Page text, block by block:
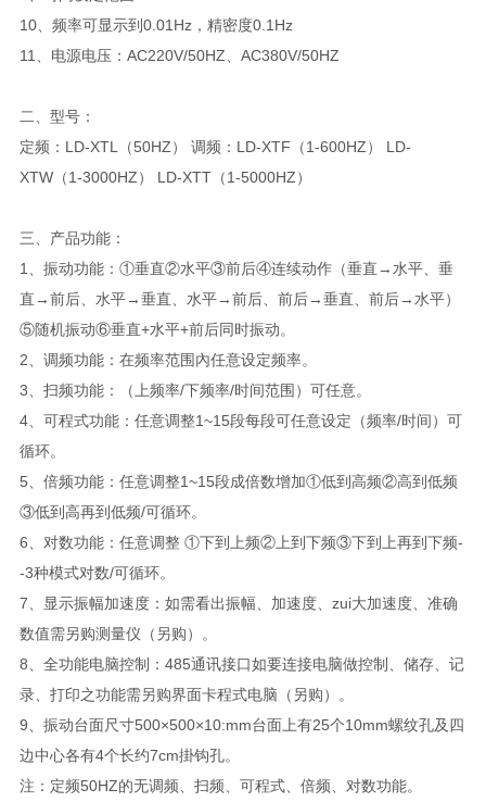
10、频率可显示到0.01Hz，精密度0.1Hz
11、电源电压：AC220V/50HZ、AC380V/50HZ
二、 型号：
定频：LD-XTL（50HZ） 调频：LD-XTF（1-600HZ） LD-
XTW（1-3000HZ） LD-XTT（1-5000HZ）
三、产品功能：
1、振动功能：①垂直②水平③前后④连续动作（垂直→水平、垂
直→前后、水平→垂直、水平→前后、前后→垂直、前后→水平）
⑤随机振动⑥垂直+水平+前后同时振动。
2、调频功能：在频率范围內任意设定频率。
3、扫频功能：（上频率/下频率/时间范围）可任意。
4、可程式功能：任意调整1~15段每段可任意设定（频率/时间）可
循环。
5、倍频功能：任意调整1~15段成倍数增加①低到高频②高到低频
③低到高再到低频/可循环。
6、对数功能：任意调整 ①下到上频②上到下频③下到上再到下频-
-3种模式对数/可循环。
7、显示振幅加速度：如需看出振幅、加速度、zui大加速度、准确
数值需另购测量仪（另购）。
8、全功能电脑控制：485通讯接口如要连接电脑做控制、储存、记
录、打印之功能需另购界面卡程式电脑（另购）。
9、振动台面尺寸500×500×10:mm台面上有25个10mm螺纹孔及四
边中心各有4个长约7cm掛钩孔。
注：定频50HZ的无调频、扫频、可程式、倍频、对数功能。